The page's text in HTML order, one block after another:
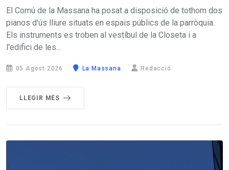
El Comú de la Massana ha posat a disposició de tothom dos
pianos d'ús lliure situats en espais públics de la parròquia.
Els instruments es troben al vestíbul de la Closeta i a
l'edifici de les...
05 Agost 2026 La Massana Redacció
LLEGIR MÉS